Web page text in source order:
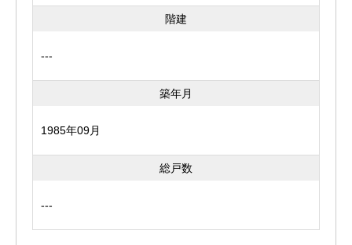
階建
---
築年月
1985年09月
総戸数
---